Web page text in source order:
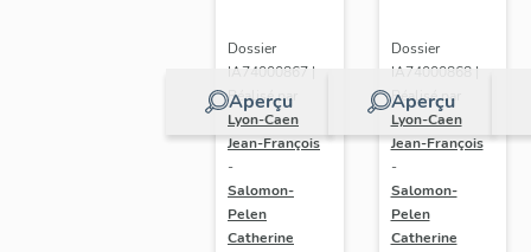
vitrearum)
Aperçu
Dossier
IA74000867 |
Réalisé par
Lyon-Caen
Jean-François
-
Salomon-
Pelen
Catherine
Aperçu
Dossier
IA74000868 |
Réalisé par
Lyon-Caen
Jean-François
-
Salomon-
Pelen
Catherine